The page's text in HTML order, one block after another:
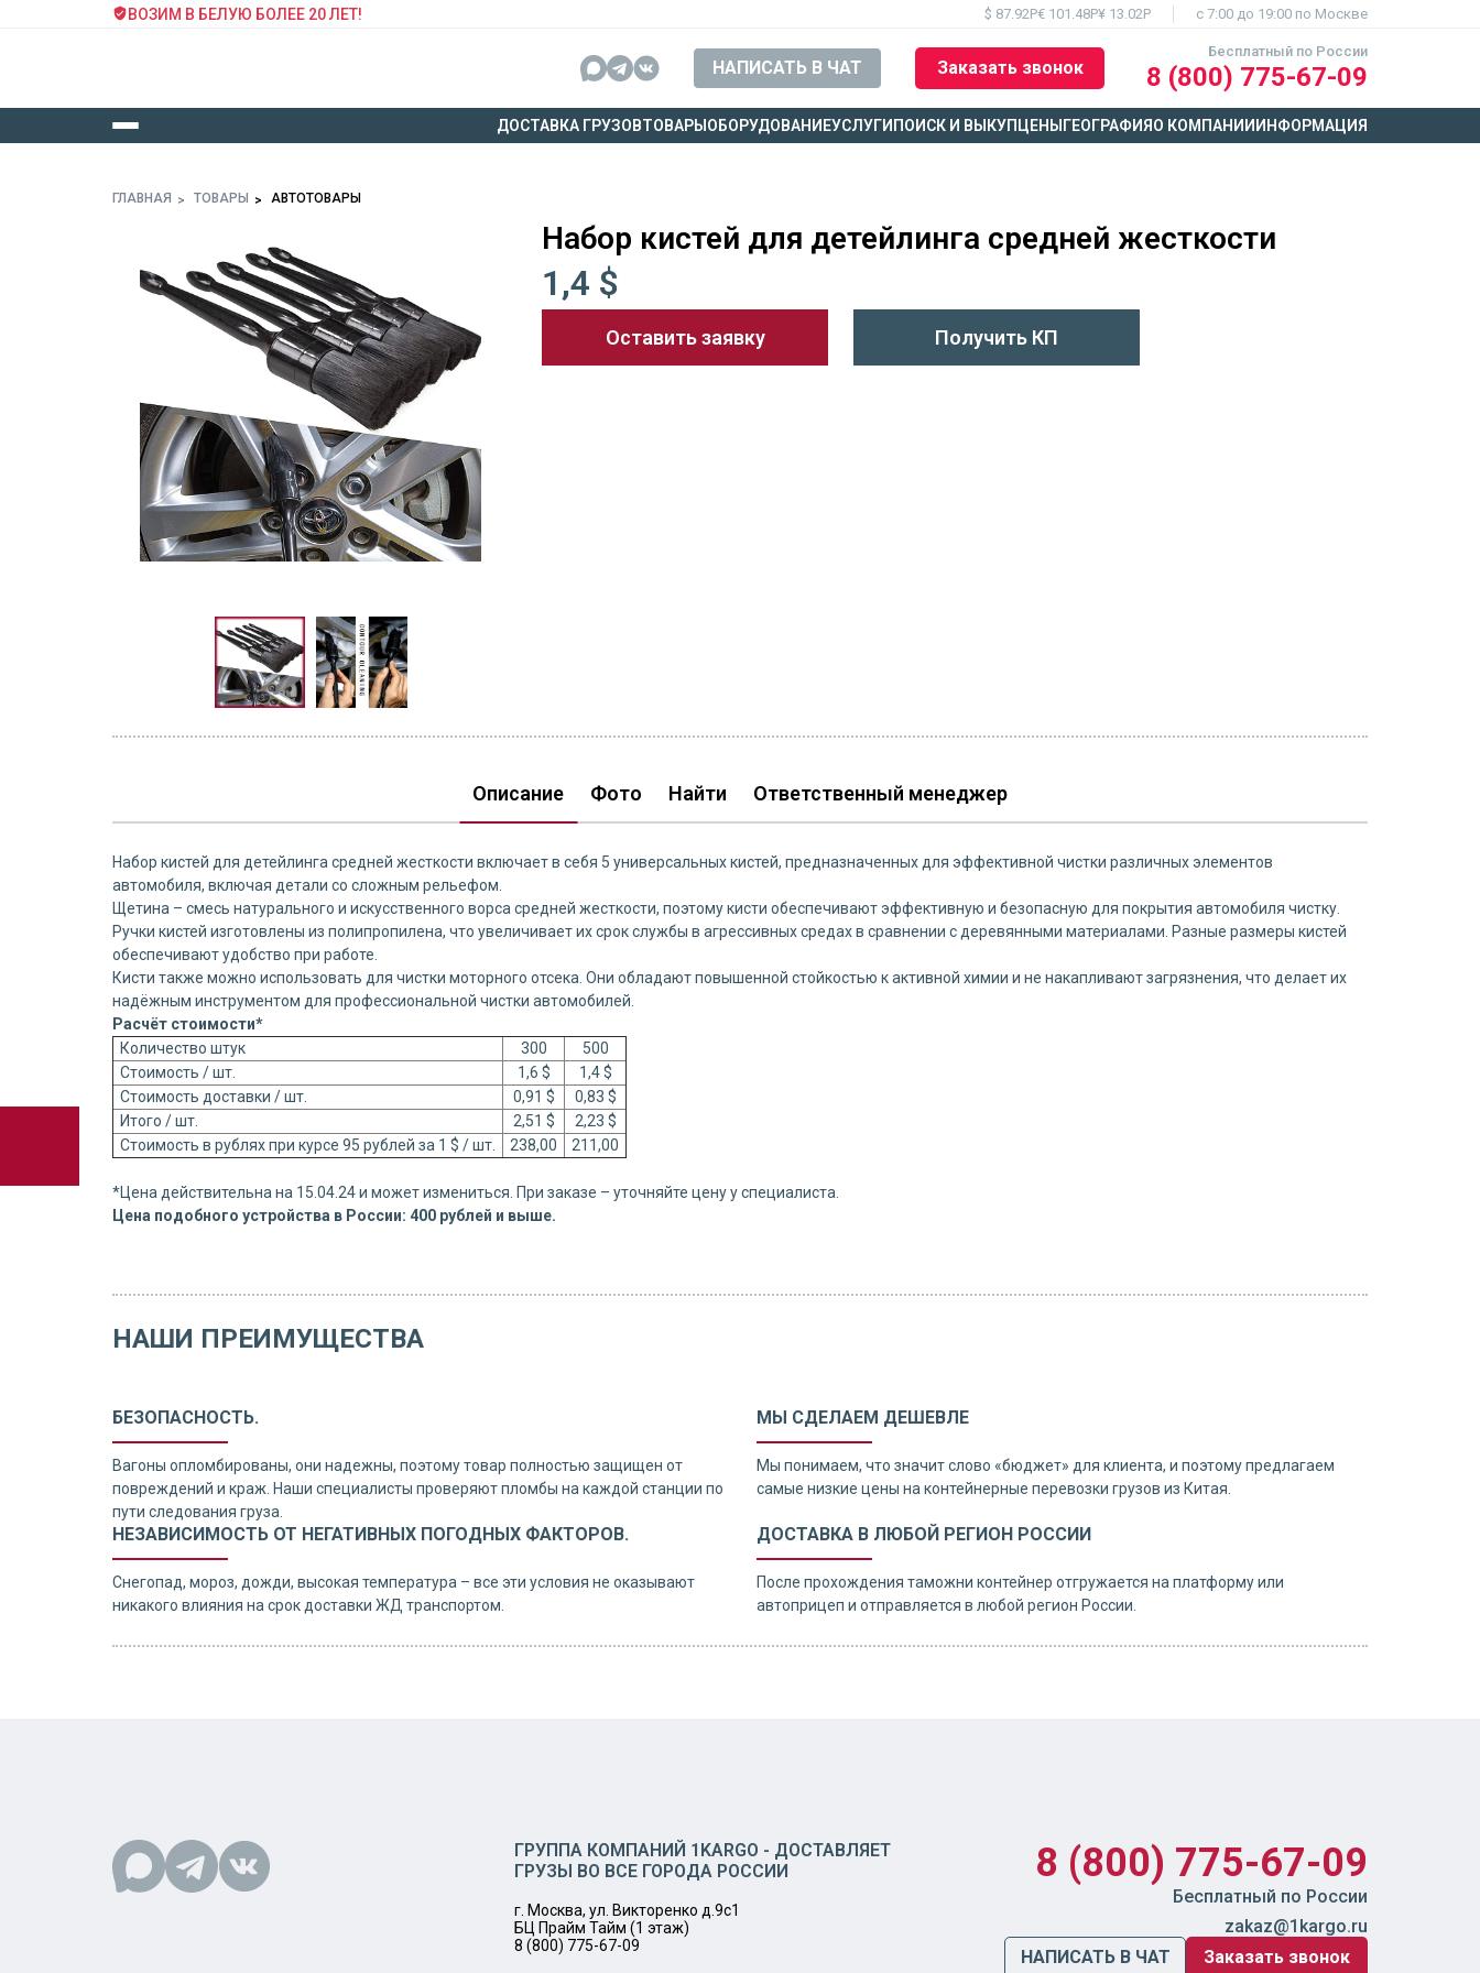
ВОЗИМ В БЕЛУЮ БОЛЕЕ 20 ЛЕТ! $ 87.92Р€ 101.48Р¥ 13.02Р c 7:00 до 19:00 по Москве
НАПИСАТЬ В ЧАТ Заказать звонок
Бесплатный по России
8 (800) 775-67-09
ДОСТАВКА ГРУЗОВТОВАРЫ ОБОРУДОВАНИЕУСЛУГИ ПОИСК И ВЫКУП ЦЕНЫ ГЕОГРАФИЯО КОМПАНИИ ИНФОРМАЦИЯ
ГЛАВНАЯ ТОВАРЫ АВТОТОВАРЫ
Набор кистей для детейлинга средней жесткости
1,4 $
Оставить заявку Получить КП
Описание Фото Найти Ответственный менеджер
Набор кистей для детейлинга средней жесткости включает в себя 5 универсальных кистей, предназначенных для эффективной чистки различных элементов
автомобиля, включая детали со сложным рельефом.
Щетина – смесь натурального и искусственного ворса средней жесткости, поэтому кисти обеспечивают эффективную и безопасную для покрытия автомобиля чистку.
Ручки кистей изготовлены из полипропилена, что увеличивает их срок службы в агрессивных средах в сравнении с деревянными материалами. Разные размеры кистей
обеспечивают удобство при работе.
Кисти также можно использовать для чистки моторного отсека. Они обладают повышенной стойкостью к активной химии и не накапливают загрязнения, что делает их
надёжным инструментом для профессиональной чистки автомобилей.
Расчёт стоимости*
Количество штук
300
500
Стоимость / шт.
1,6 $
1,4 $
Стоимость доставки / шт.
0,91 $
0,83 $
Итого / шт.
2,51 $
2,23 $
Стоимость в рублях при курсе 95 рублей за 1 $ / шт.
238,00 211,00
*Цена действительна на 15.04.24 и может измениться. При заказе – уточняйте цену у специалиста.
Цена подобного устройства в России: 400 рублей и выше.
НАШИ ПРЕИМУЩЕСТВА
БЕЗОПАСНОСТЬ.
Вагоны опломбированы, они надежны, поэтому товар полностью защищен от
повреждений и краж. Наши специалисты проверяют пломбы на каждой станции по
пути следования груза.
МЫ СДЕЛАЕМ ДЕШЕВЛЕ
Мы понимаем, что значит слово «бюджет» для клиента, и поэтому предлагаем
самые низкие цены на контейнерные перевозки грузов из Китая.
НЕЗАВИСИМОСТЬ ОТ НЕГАТИВНЫХ ПОГОДНЫХ ФАКТОРОВ.
Снегопад, мороз, дожди, высокая температура – все эти условия не оказывают
никакого влияния на срок доставки ЖД транспортом.
ДОСТАВКА В ЛЮБОЙ РЕГИОН РОССИИ
После прохождения таможни контейнер отгружается на платформу или
автоприцеп и отправляется в любой регион России.
ГРУППА КОМПАНИЙ 1KARGO - ДОСТАВЛЯЕТ
ГРУЗЫ ВО ВСЕ ГОРОДА РОССИИ
г. Москва, ул. Викторенко д.9с1
БЦ Прайм Тайм (1 этаж)
8 (800) 775-67-09
8 (800) 775-67-09
Бесплатный по России
zakaz@1kargo.ru
НАПИСАТЬ В ЧАТ
Заказать звонок